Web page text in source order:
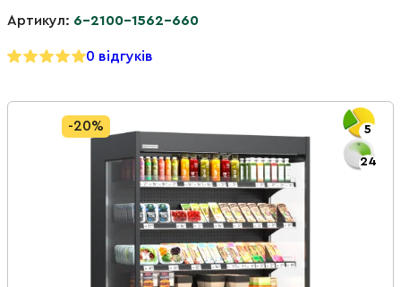
Артикул: 6-2100-1562-660
0 відгуків
-20% 5
24